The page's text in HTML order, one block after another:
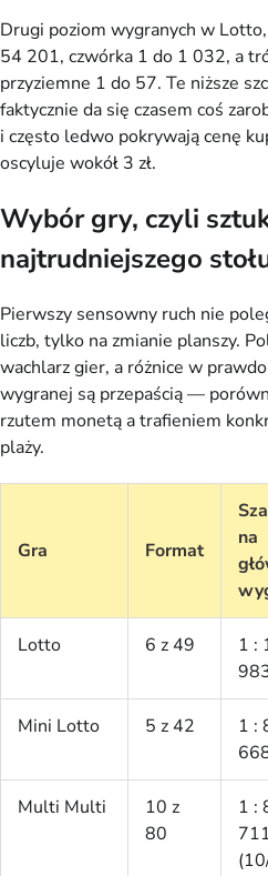
Drugi poziom wygranych w
54 201, czwórka 1 do 1 032, a
przyziemne 1 do 57. Te niższe
faktycznie da się czasem coś
i często ledwo pokrywają cenę
oscyluje wokół 3 zł.
Wybór gry, czyli
najtrudniejszego
Pierwszy sensowny ruch nie
liczb, tylko na zmianie planszy.
wachlarz gier, a różnice w
wygranej są przepaścią —
rzutem monetą a trafieniem
plaży.
Gra Format
na
Lotto 6 z 49
1 :
Mini Lotto 5 z 42
1 :
Multi Multi
10 z
80
1 :